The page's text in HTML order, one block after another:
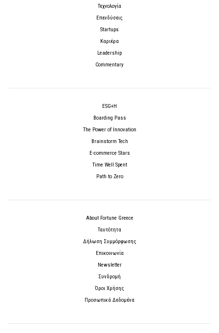
Τεχνολογία
Επενδύσεις
Startups
Καριέρα
Leadership
Commentary
ESG+H
Boarding Pass
The Power of Innovation
Brainstorm Tech
E-commerce Stars
Time Well Spent
Path to Zero
About Fortune Greece
Ταυτότητα
Δήλωση Συμμόρφωσης
Επικοινωνία
Newsletter
Συνδρομή
Όροι Χρήσης
Προσωπικά Δεδομένα